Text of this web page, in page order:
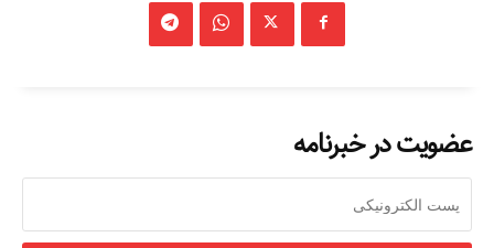
عضویت در خبرنامه